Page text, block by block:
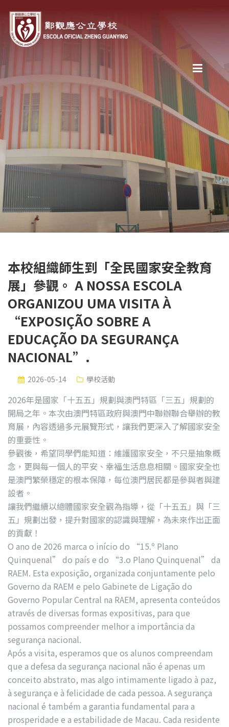
本校組織師生到「全民國家安全教育
展」參觀。 A NOSSA ESCOLA
ORGANIZOU UMA VISITA À
“EXPOSIÇÃO SOBRE A
EDUCAÇÃO DA SEGURANÇA
NACIONAL”.
2026-05-14 學校活動
2026年是國家「十五五」規劃與澳門特區「三五」規劃的
開局之年。本次由澳門特區政府與澳門中聯辦聯合舉辦的教
育展，內容透過多元展覽形式，讓我們更深入了解國家安全
的重要性。
參觀後，希望同學們能知道：維護國家安全，不只是抽象概
念，更與每一個人的平安、幸福生活息息相關。國家安全也
是澳門繁榮穩定的根本保障，每位澳門居民都是參與者與建
設者。
讓我們繼續以總體國家安全觀為指導，從「十五五」與「三
五」規劃出發，提升對國家的認識與理解，為未來作出正面
的貢獻！
O ano de 2026 marca o início do “15.º Plano
Quinquenal” do país e do “3.o Plano Quinquenal” da
RAEM. Esta exposição, organizada conjuntamente pelo
Governo da RAEM e pelo Gabinete de Ligação do
Governo Popular Central na RAEM, apresenta conteúdos
através de diversas formas expositivas, para que
possamos compreender melhor a importância da
segurança nacional.
Após a visita, esperamos que os alunos compreendam
que a defesa da segurança nacional não é apenas um
conceito abstrato, mas algo intimamente ligado à paz,
à segurança e à felicidade de cada pessoa. A segurança
nacional é também a garantia fundamental para a
prosperidade e a estabilidade de Macau. Cada residente